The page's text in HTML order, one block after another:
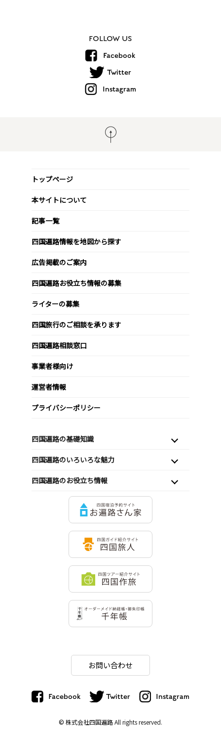
FOLLOW US
Facebook
Twitter
Instagram
トップページ
本サイトについて
記事一覧
四国遍路情報を地図から探す
広告掲載のご案内
四国遍路お役立ち情報の募集
ライターの募集
四国旅行のご相談を承ります
四国遍路相談窓口
事業者様向け
運営者情報
プライバシーポリシー
四国遍路の基礎知識
四国遍路のいろいろな魅力
四国遍路のお役立ち情報
お問い合わせ
Facebook Twitter Instagram
© 株式会社四国遍路All rights reserved.